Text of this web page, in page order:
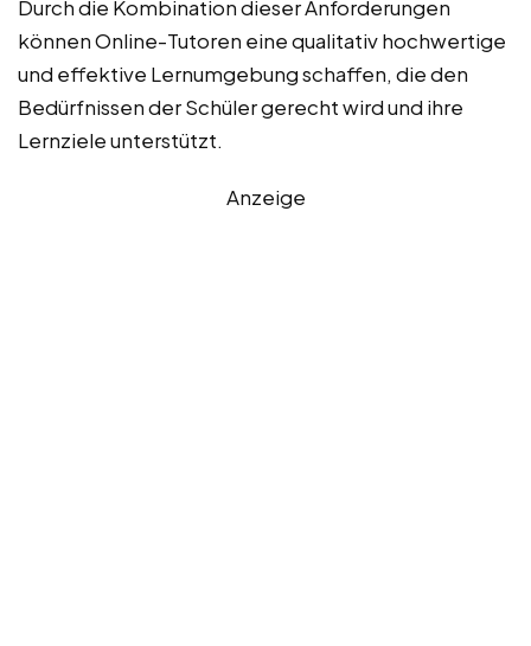
Durch die Kombination dieser Anforderungen
können Online-Tutoren eine qualitativ hochwertige
und effektive Lernumgebung schaffen, die den
Bedürfnissen der Schüler gerecht wird und ihre
Lernziele unterstützt.
Anzeige